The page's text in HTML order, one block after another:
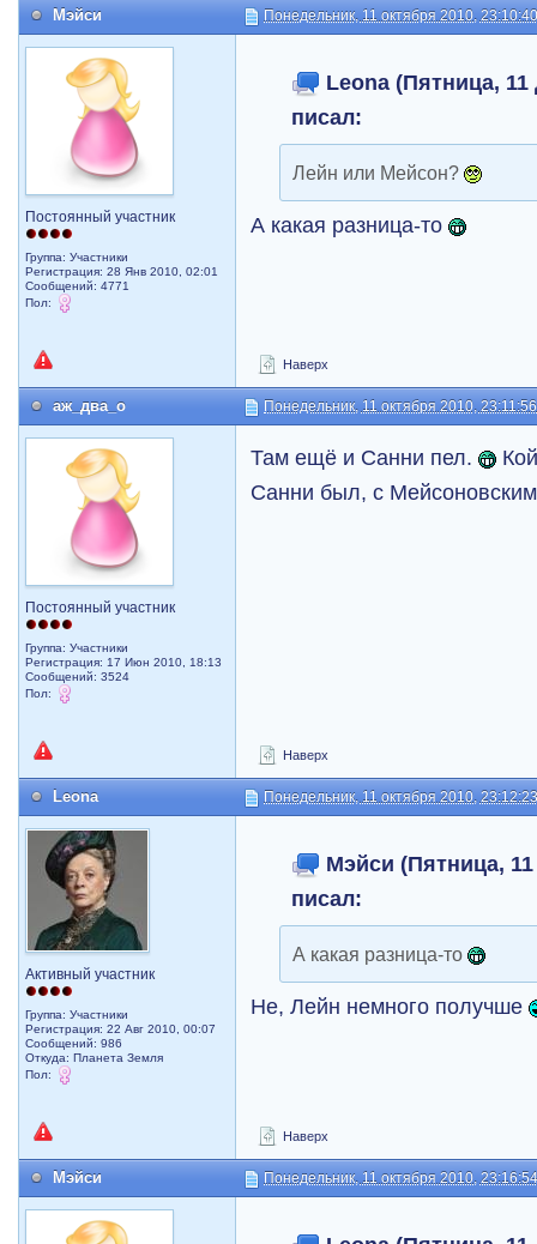
Мэйси Понедельник, 11 октября 2010,
Постоянный участник
Группа: Участники
Регистрация: 28 Янв 2010, 02:01
Сообщений: 4771
Пол:
Leona (Пятница, 11
писал:
Лейн или Мейсон?
А какая разница-то
Наверх
аж_два_о Понедельник, 11 октября 2010, 23:11:56
Постоянный участник
Группа: Участники
Регистрация: 17 Июн 2010, 18:13
Сообщений: 3524
Пол:
Там ещё и Санни пел.
Санни был, с
Наверх
Leona Понедельник, 11 октября 2010,
Активный участник
Группа: Участники
Регистрация: 22 Авг 2010, 00:07
Сообщений: 986
Откуда: Планета Земля
Пол:
Мэйси (Пятница,
писал:
А какая разница-то
Не, Лейн немного получше
Наверх
Мэйси Понедельник, 11 октября 2010,